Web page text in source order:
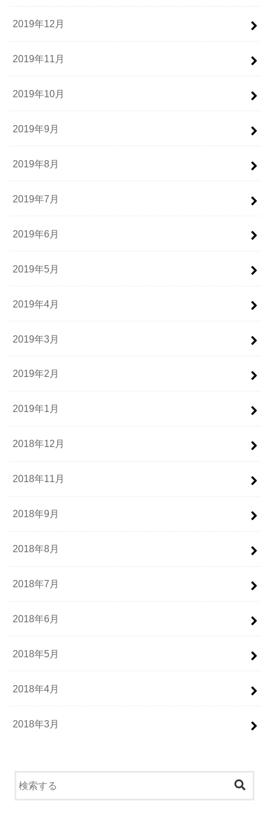
2019年12月
2019年11月
2019年10月
2019年9月
2019年8月
2019年7月
2019年6月
2019年5月
2019年4月
2019年3月
2019年2月
2019年1月
2018年12月
2018年11月
2018年9月
2018年8月
2018年7月
2018年6月
2018年5月
2018年4月
2018年3月